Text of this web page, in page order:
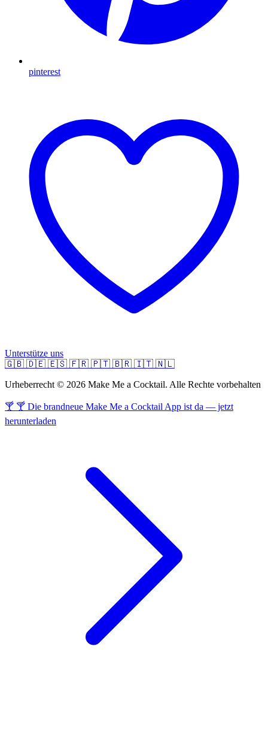
pinterest
Unterstütze uns
🇬🇧 🇩🇪 🇪🇸 🇫🇷 🇵🇹 🇧🇷 🇮🇹 🇳🇱
Urheberrecht © 2026 Make Me a Cocktail. Alle Rechte vorbehalten
🍸 🍸 Die brandneue Make Me a Cocktail App ist da — jetzt
herunterladen